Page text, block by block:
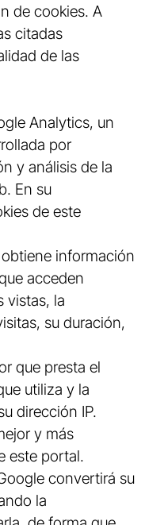
de cookies. A
citadas
de las
Analytics, un
por
y análisis de la
En su
de este
información
acceden
vistas, la
su duración,
que presta el
utiliza y la
dirección IP.
y más
este portal.
convertirá su
la